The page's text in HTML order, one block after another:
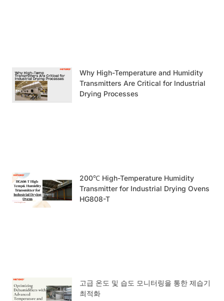
Why High-Temperature and Humidity
Transmitters Are Critical for Industrial
Drying Processes
200℃ High-Temperature Humidity
Transmitter for Industrial Drying Ovens
HG808-T
고급 온도 및 습도 모니터링을 통한 제습기
최적화